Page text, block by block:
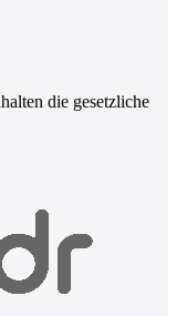
die gesetzliche